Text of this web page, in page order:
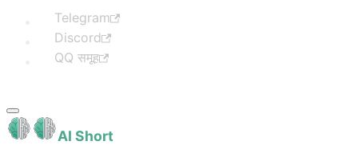
Telegram
Discord
QQ समूह
AI Short